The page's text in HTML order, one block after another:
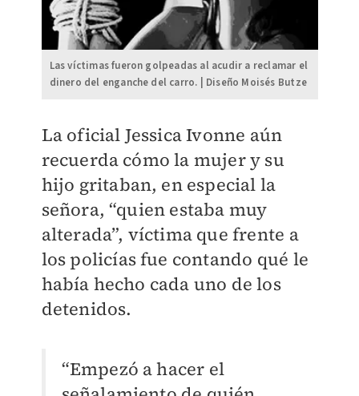
Las víctimas fueron golpeadas al acudir a reclamar el
dinero del enganche del carro. | Diseño Moisés Butze
La oficial Jessica Ivonne aún
recuerda cómo la mujer y su
hijo gritaban, en especial la
señora, “quien estaba muy
alterada”, víctima que frente a
los policías fue contando qué le
había hecho cada uno de los
detenidos.
“Empezó a hacer el